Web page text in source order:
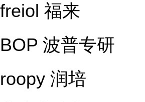
freiol 福来
BOP 波普专研
roopy 润培